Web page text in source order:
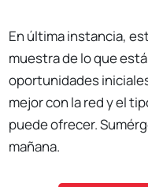
En última instancia,
muestra de lo que
oportunidades
mejor con la red y el
puede ofrecer.
mañana.